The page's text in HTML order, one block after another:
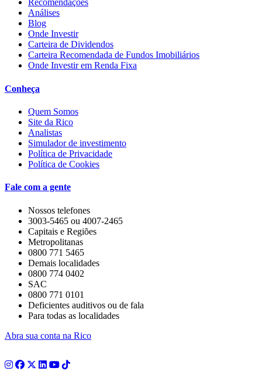
Recomendações
Análises
Blog
Onde Investir
Carteira de Dividendos
Carteira Recomendada de Fundos Imobiliários
Onde Investir em Renda Fixa
Conheça
Quem Somos
Site da Rico
Analistas
Simulador de investimento
Política de Privacidade
Política de Cookies
Fale com a gente
Nossos telefones
3003-5465 ou 4007-2465
Capitais e Regiões
Metropolitanas
0800 771 5465
Demais localidades
0800 774 0402
SAC
0800 771 0101
Deficientes auditivos ou de fala
Para todas as localidades
Abra sua conta na Rico